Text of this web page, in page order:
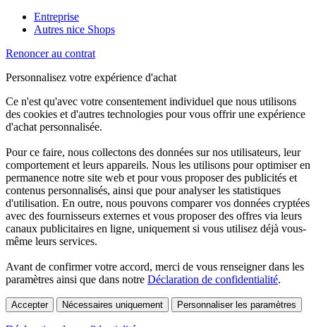
Entreprise
Autres nice Shops
Renoncer au contrat
Personnalisez votre expérience d'achat
Ce n'est qu'avec votre consentement individuel que nous utilisons
des cookies et d'autres technologies pour vous offrir une expérience
d'achat personnalisée.
Pour ce faire, nous collectons des données sur nos utilisateurs, leur
comportement et leurs appareils. Nous les utilisons pour optimiser en
permanence notre site web et pour vous proposer des publicités et
contenus personnalisés, ainsi que pour analyser les statistiques
d'utilisation. En outre, nous pouvons comparer vos données cryptées
avec des fournisseurs externes et vous proposer des offres via leurs
canaux publicitaires en ligne, uniquement si vous utilisez déjà vous-
même leurs services.
Avant de confirmer votre accord, merci de vous renseigner dans les
paramètres ainsi que dans notre Déclaration de confidentialité.
Accepter Nécessaires uniquement Personnaliser les paramètres